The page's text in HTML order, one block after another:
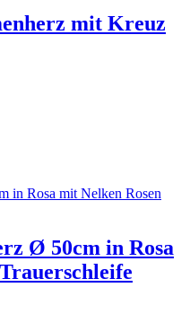
mit Kreuz
Ø 50cm in Rosa